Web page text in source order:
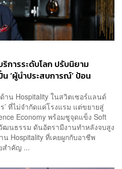
การระดับโลก ปรับนิยาม
‘ผู้นำประสบการณ์’ ป้อน
าน Hospitality ในสวิตเซอร์แลนด์
’ ที่ไม่จำกัดแค่โรงแรม แต่ขยายสู่
Economy พร้อมชูจุดแข็ง Soft
ฒนธรรม ดันอัตรามีงานทำหลังจบสูง
Hospitality ที่เคยผูกกับอาชีพ
สำคัญ ...